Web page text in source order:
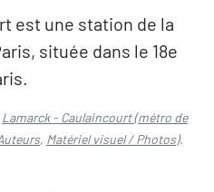
est une station de la
située dans le 18e
Lamarck - Caulaincourt (métro de
, Matériel visuel / Photos).